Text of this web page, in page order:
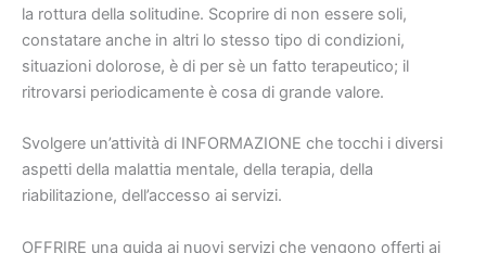
la rottura della solitudine. Scoprire di non essere soli,
constatare anche in altri lo stesso tipo di condizioni,
situazioni dolorose, è di per sè un fatto terapeutico; il
ritrovarsi periodicamente è cosa di grande valore.
Svolgere un’attività di INFORMAZIONE che tocchi i diversi
aspetti della malattia mentale, della terapia, della
riabilitazione, dell’accesso ai servizi.
OFFRIRE una guida ai nuovi servizi che vengono offerti ai